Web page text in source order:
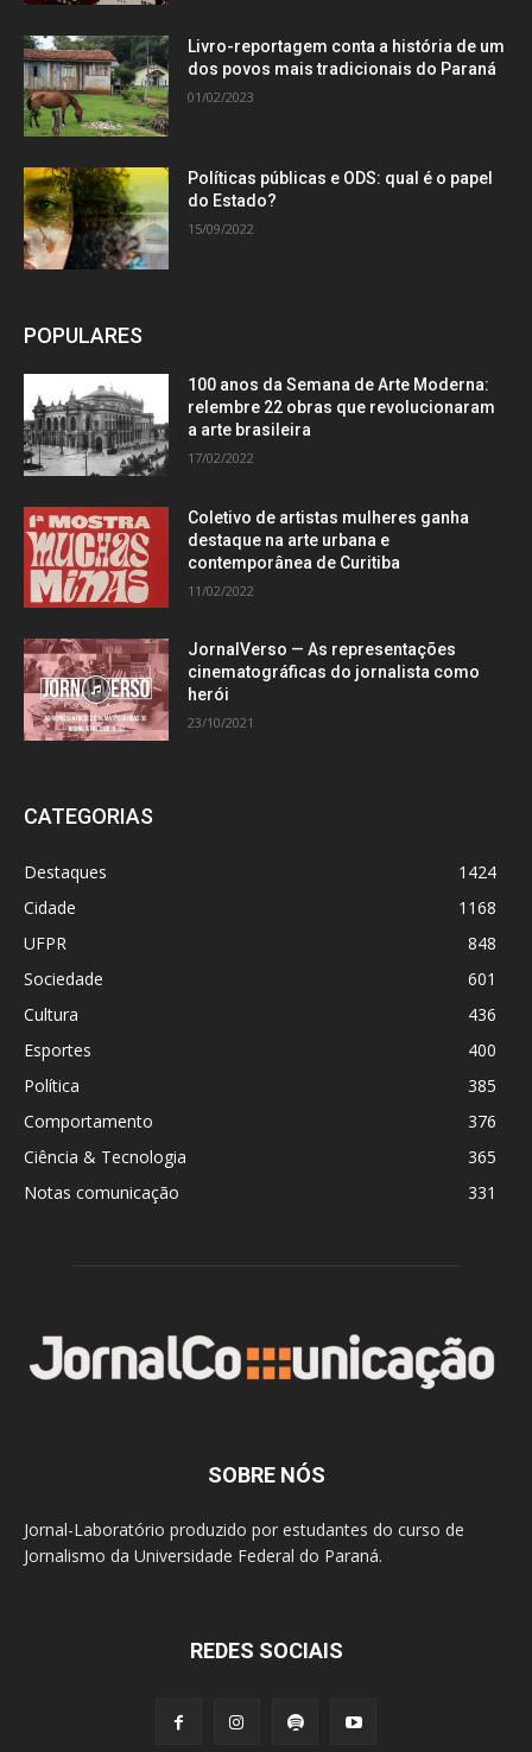
Livro-reportagem conta a história de um
dos povos mais tradicionais do Paraná
01/02/2023
Políticas públicas e ODS: qual é o papel
do Estado?
15/09/2022
POPULARES
100 anos da Semana de Arte Moderna:
relembre 22 obras que revolucionaram
a arte brasileira
17/02/2022
Coletivo de artistas mulheres ganha
destaque na arte urbana e
contemporânea de Curitiba
11/02/2022
JornalVerso — As representações
cinematográficas do jornalista como
herói
23/10/2021
CATEGORIAS
Destaques
1424
Cidade
1168
UFPR
848
Sociedade
601
Cultura
436
Esportes
400
Política
385
Comportamento
376
Ciência & Tecnologia
365
Notas comunicação
331
SOBRE NÓS
Jornal-Laboratório produzido por estudantes do curso de
Jornalismo da Universidade Federal do Paraná.
REDES SOCIAIS